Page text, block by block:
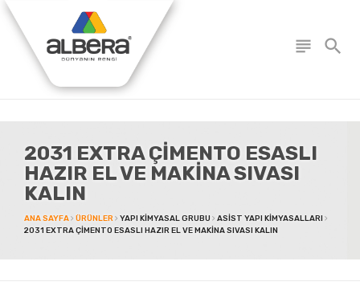
subject search
2031 EXTRA ÇİMENTO ESASLI
HAZIR EL VE MAKİNA SIVASI
KALIN
ANA SAYFA ÜRÜNLER YAPI KIMYASAL GRUBU
ASIST YAPI KIMYASALLARI
2031 EXTRA ÇİMENTO ESASLI HAZIR EL VE MAKİNA SIVASI KALIN